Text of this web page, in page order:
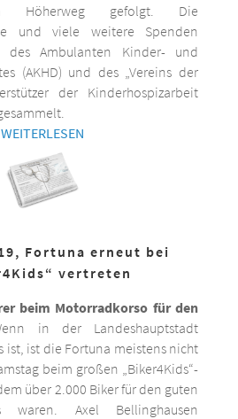
gefolgt. Die
und viele weitere Spenden
des Ambulanten Kinder- und
(AKHD) und des „Vereins der
der Kinderhospizarbeit
WEITERLESEN
Fortuna erneut bei
vertreten
beim Motorradkorso für den
in der Landeshauptstadt
ist, ist die Fortuna meistens nicht
beim großen „Biker4Kids“-
über 2.000 Biker für den guten
waren. Axel Bellinghausen